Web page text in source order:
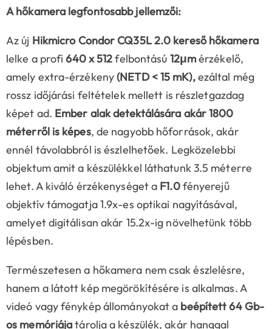
A hőkamera legfontosabb jellemzői:
Az új Hikmicro Condor CQ35L 2.0 kereső hőkamera
lelke a profi640 x 512felbontású 12μmérzékelő,
amely extra-érzékeny(NETD < 15 mK),ezáltal még
rossz időjárási feltételek mellett is részletgazdag
képet ad. Ember alak detektálására akár 1800
méterről is képes, de nagyobb hőforrások, akár
ennél távolabbról is észlelhetőek. Legközelebbi
objektum amit a készülékkel láthatunk 3.5 méterre
lehet. A kiváló érzékenységet a F1.0fényerejű
objektív támogatja 1.9x-es optikai nagyításával,
amelyet digitálisan akár 15.2x-ig növelhetünk több
lépésben.
Természetesen a hőkamera nem csak észlelésre,
hanem a látott kép megörökítésére is alkalmas. A
videó vagy fénykép állományokat a beépített 64 Gb-
os memóriájatárolja a készülék, akár hanggal